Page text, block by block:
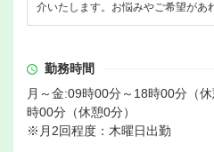
介いたします。お悩みやご希望があ
勤務時間
月～金:09時00分～18時00分（
時00分（休憩0分）
※月2回程度：木曜日出勤